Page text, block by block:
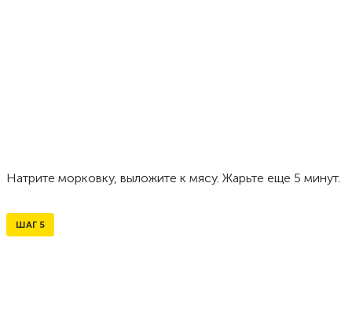
Натрите морковку, выложите к мясу. Жарьте еще 5 минут.
ШАГ 5